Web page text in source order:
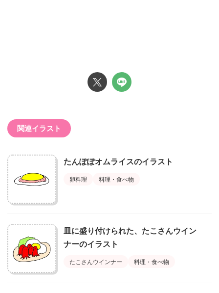
関連イラスト
たんぽぽオムライスのイラスト
卵料理 料理・食べ物
皿に盛り付けられた、たこさんウイン
ナーのイラスト
たこさんウインナー 料理・食べ物